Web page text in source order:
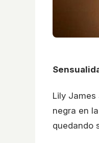
Lily
negra en
quedando